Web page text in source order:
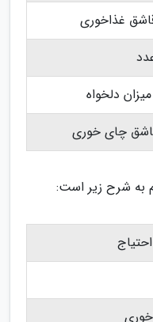
دلخواه
به شرح زیر است: